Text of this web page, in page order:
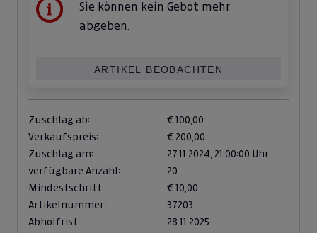
Sie können kein Gebot mehr
abgeben.
ARTIKEL BEOBACHTEN
Zuschlag ab:
€ 100,00
Verkaufspreis:
€ 200,00
Zuschlag am:
27.11.2024, 21:00:00 Uhr
verfügbare Anzahl:
20
Mindestschritt:
€ 10,00
Artikelnummer:
37203
Abholfrist:
28.11.2025